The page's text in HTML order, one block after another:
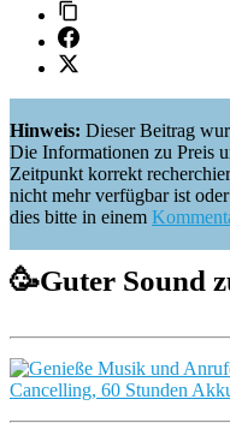
Hinweis: Dieser Beitrag
Die Informationen zu Preis
Zeitpunkt korrekt
nicht mehr verfügbar ist
dies bitte in einem
🥳Guter Sound